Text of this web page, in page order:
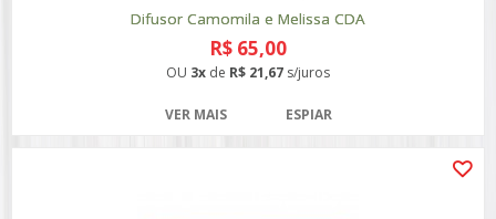
Difusor Camomila e Melissa CDA
R$ 65,00
OU 3x de R$ 21,67 s/juros
VER MAIS ESPIAR